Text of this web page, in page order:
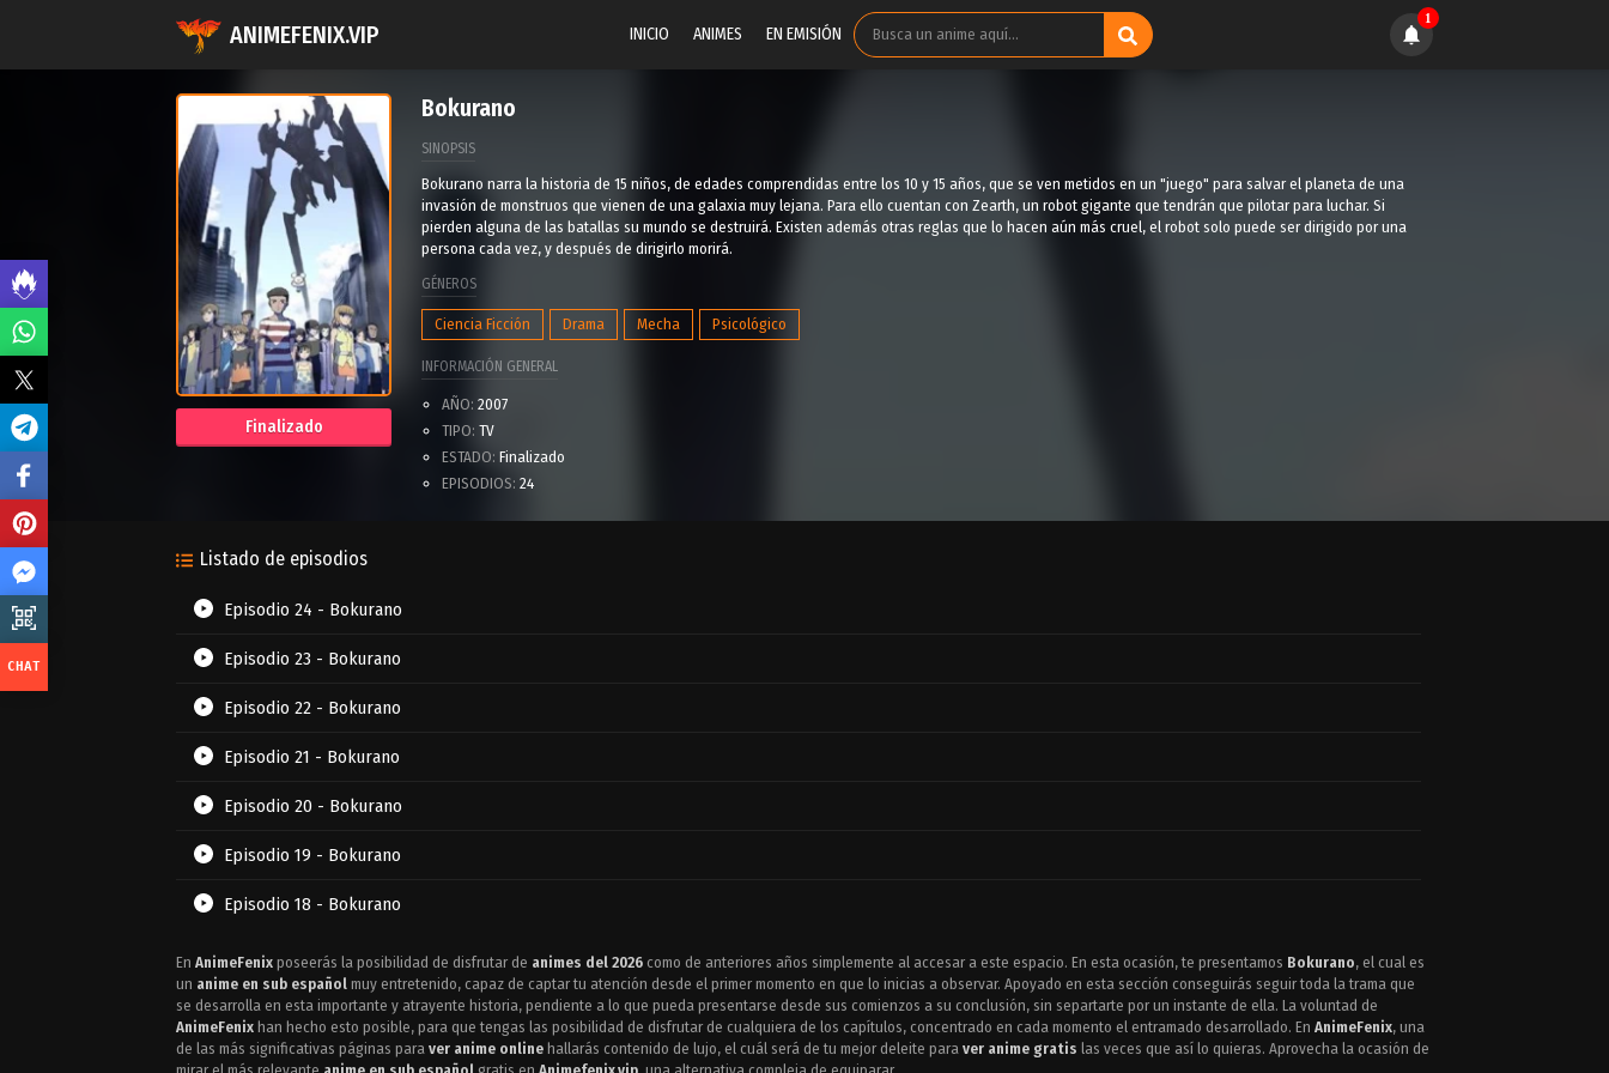
ANIMEFENIX.VIP INICIO ANIMES EN EMISIÓN
1
Finalizado
Bokurano
SINOPSIS
Bokurano narra la historia de 15 niños, de edades comprendidas entre los 10 y 15 años, que se ven metidos en un "juego" para salvar el planeta de una
invasión de monstruos que vienen de una galaxia muy lejana. Para ello cuentan con Zearth, un robot gigante que tendrán que pilotar para luchar. Si
pierden alguna de las batallas su mundo se destruirá. Existen además otras reglas que lo hacen aún más cruel, el robot solo puede ser dirigido por una
persona cada vez, y después de dirigirlo morirá.
GÉNEROS
Ciencia Ficción Drama Mecha Psicológico
INFORMACIÓN GENERAL
AÑO: 2007
TIPO: TV
ESTADO: Finalizado
EPISODIOS: 24
Listado de episodios
Episodio 24 - Bokurano
Episodio 23 - Bokurano
Episodio 22 - Bokurano
Episodio 21 - Bokurano
Episodio 20 - Bokurano
Episodio 19 - Bokurano
Episodio 18 - Bokurano
Episodio 17 - Bokurano
Episodio 16 - Bokurano
Episodio 15 - Bokurano
En AnimeFenix poseerás la posibilidad de disfrutar de animes del 2026 como de anteriores años simplemente al accesar a este espacio. En esta ocasión, te presentamos Bokurano, el cual es
un anime en sub español muy entretenido, capaz de captar tu atención desde el primer momento en que lo inicias a observar. Apoyado en esta sección conseguirás seguir toda la trama que
se desarrolla en esta importante y atrayente historia, pendiente a lo que pueda presentarse desde sus comienzos a su conclusión, sin separtarte por un instante de ella. La voluntad de
AnimeFenix han hecho esto posible, para que tengas las posibilidad de disfrutar de cualquiera de los capítulos, concentrado en cada momento el entramado desarrollado. En AnimeFenix, una
de las más significativas páginas para ver anime online hallarás contenido de lujo, el cuál será de tu mejor deleite para ver anime gratis las veces que así lo quieras. Aprovecha la ocasión de